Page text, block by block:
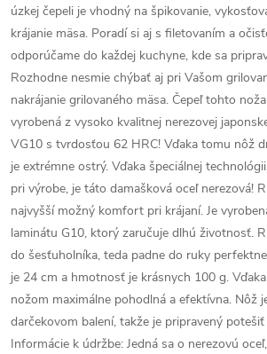
úzkej čepeli je vhodný na špikovanie,
krájanie mäsa. Poradí si aj s filetovaním a
odporúčame do každej kuchyne, kde sa
Rozhodne nesmie chýbať aj pri Vašom
nakrájanie grilovaného mäsa. Čepeľ tohto
vyrobená z vysoko kvalitnej nerezovej
VG10 s tvrdosťou 62 HRC! Vďaka tomu nôž
je extrémne ostrý. Vďaka špeciálnej
pri výrobe, je táto damašková oceľ nerezová!
najvyšší možný komfort pri krájaní. Je
laminátu G10, ktorý zaručuje dlhú životnosť.
do šesťuholníka, teda padne do ruky
je 24 cm a hmotnosť je krásnych 100 g.
nožom maximálne pohodlná a efektívna. Nôž
darčekovom balení, takže je pripravený
Informácie k údržbe: Jedná sa o nerezovú